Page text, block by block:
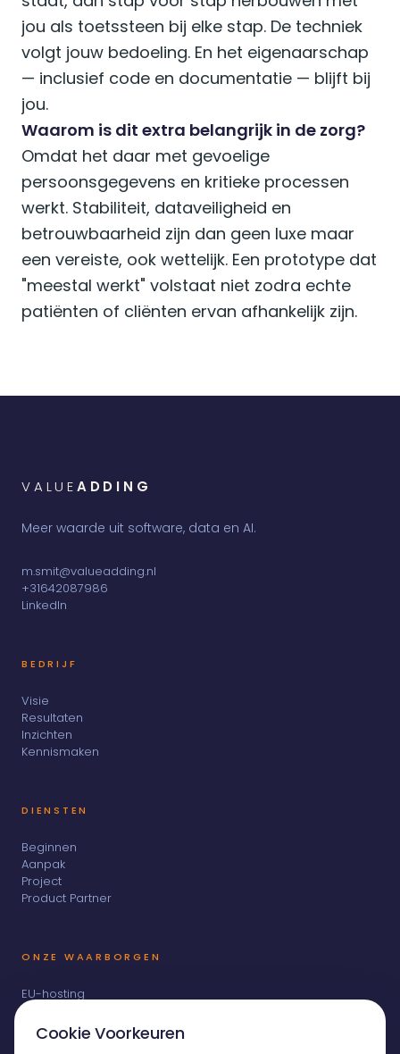
jou als toetssteen bij elke stap. De techniek
volgt jouw bedoeling. En het eigenaarschap
— inclusief code en documentatie — blijft bij
jou.
Waarom is dit extra belangrijk in de zorg?
Omdat het daar met gevoelige
persoonsgegevens en kritieke processen
werkt. Stabiliteit, dataveiligheid en
betrouwbaarheid zijn dan geen luxe maar
een vereiste, ook wettelijk. Een prototype dat
"meestal werkt" volstaat niet zodra echte
patiënten of cliënten ervan afhankelijk zijn.
VALUEADDING
Meer waarde uit software, data en AI.
m.smit@valueadding.nl
+31642087986
LinkedIn
BEDRIJF
Visie
Resultaten
Inzichten
Kennismaken
DIENSTEN
Beginnen
Aanpak
Project
Product Partner
ONZE WAARBORGEN
EU-hosting
AVG-naleving
Broncode bij de klant
Geen outsourcing
Cookie Voorkeuren